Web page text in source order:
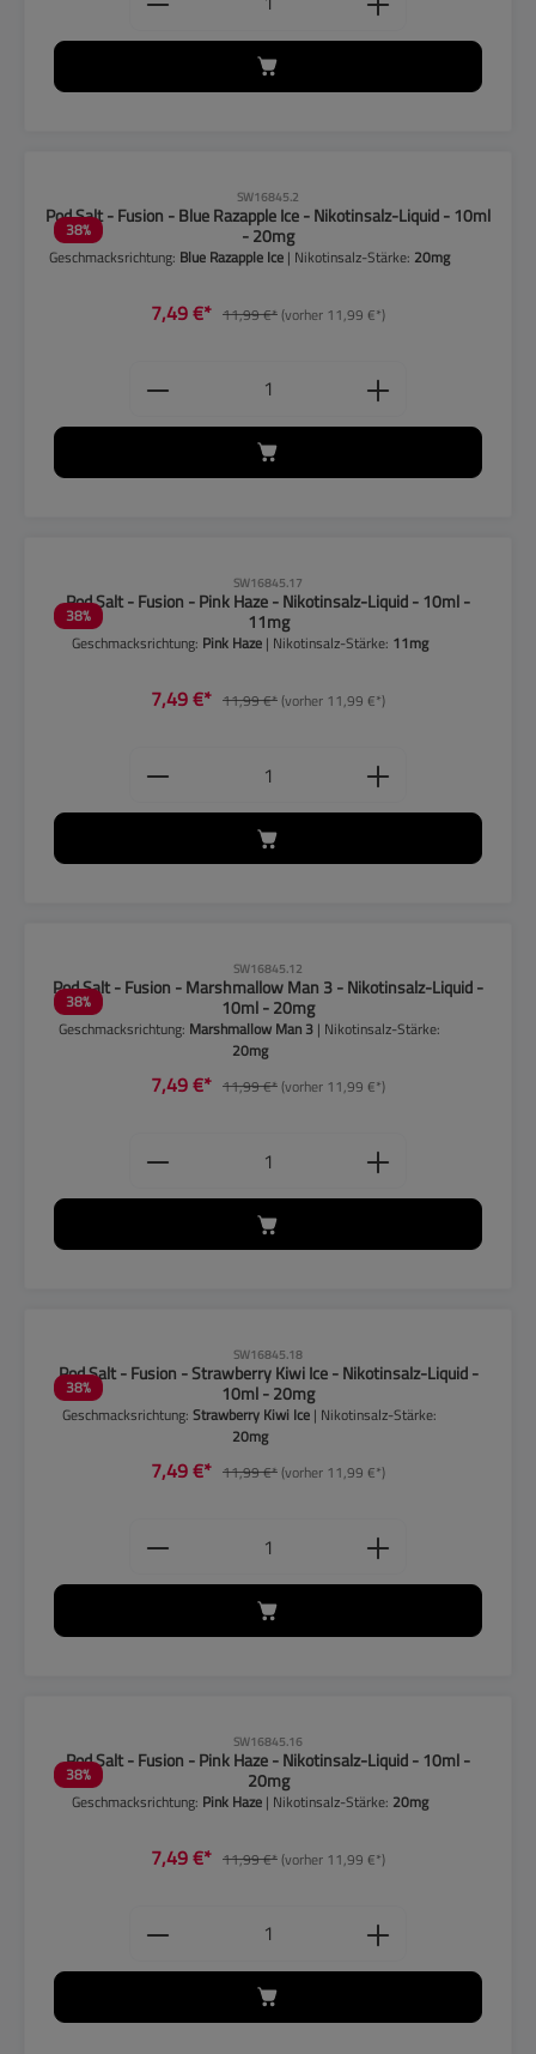
38%
SW16845.2
Pod Salt - Fusion - Blue Razapple Ice - Nikotinsalz-Liquid - 10ml
- 20mg
Geschmacksrichtung: Blue Razapple Ice | Nikotinsalz-Stärke: 20mg
7,49 €* 11,99 €*(vorher 11,99 €*)
Produkt Anzahl: Gib den
38%
SW16845.17
Pod Salt - Fusion - Pink Haze - Nikotinsalz-Liquid - 10ml -
11mg
Geschmacksrichtung: Pink Haze | Nikotinsalz-Stärke: 11mg
7,49 €* 11,99 €*(vorher 11,99 €*)
Produkt Anzahl: Gib den
38%
SW16845.12
Pod Salt - Fusion - Marshmallow Man 3 - Nikotinsalz-Liquid -
10ml - 20mg
Geschmacksrichtung: Marshmallow Man 3 | Nikotinsalz-Stärke:
20mg
7,49 €* 11,99 €*(vorher 11,99 €*)
Produkt Anzahl: Gib den
38%
SW16845.18
Pod Salt - Fusion - Strawberry Kiwi Ice - Nikotinsalz-Liquid -
10ml - 20mg
Geschmacksrichtung:Strawberry Kiwi Ice | Nikotinsalz-Stärke:
20mg
7,49 €* 11,99 €*(vorher 11,99 €*)
Produkt Anzahl: Gib den
38%
SW16845.16
Pod Salt - Fusion - Pink Haze - Nikotinsalz-Liquid - 10ml -
20mg
Geschmacksrichtung: Pink Haze | Nikotinsalz-Stärke: 20mg
7,49 €* 11,99 €*(vorher 11,99 €*)
Produkt Anzahl: Gib den